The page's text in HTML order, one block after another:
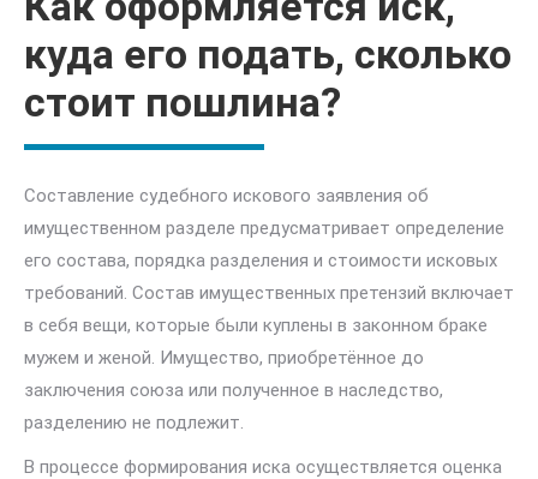
куда его подать, сколько
стоит пошлина?
Составление судебного искового заявления об
имущественном разделе предусматривает определение
его состава, порядка разделения и стоимости исковых
требований. Состав имущественных претензий включает
в себя вещи, которые были куплены в законном браке
мужем и женой. Имущество, приобретённое до
заключения союза или полученное в наследство,
разделению не подлежит.
В процессе формирования иска осуществляется оценка